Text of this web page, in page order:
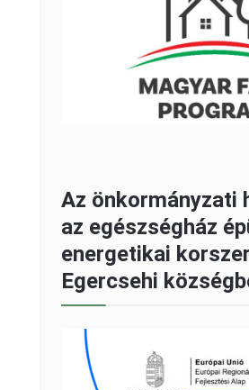
Az önkormányzati
az egészségház
energetikai
Egercsehi